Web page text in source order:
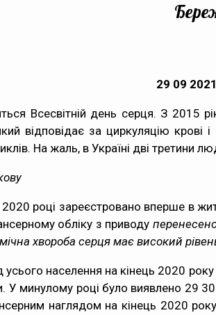
29 09
Всесвітній день серця. З 2015
відповідає за циркуляцію
На жаль, в Україні дві третини
році зареєстровано вперше в
обліку з приводу
хвороба серця має високий
усього населення на кінець 2020
У минулому році було виявлено 29
наглядом на кінець 2020